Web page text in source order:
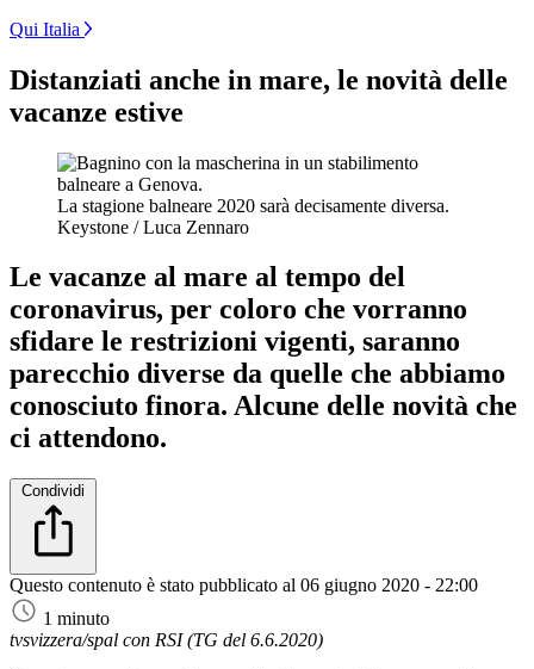
Qui Italia
Distanziati anche in mare, le novità delle
vacanze estive
La stagione balneare 2020 sarà decisamente diversa.
Keystone / Luca Zennaro
Le vacanze al mare al tempo del
coronavirus, per coloro che vorranno
sfidare le restrizioni vigenti, saranno
parecchio diverse da quelle che abbiamo
conosciuto finora. Alcune delle novità che
ci attendono.
Condividi
Questo contenuto è stato pubblicato al 06 giugno 2020 - 22:00
1 minuto
tvsvizzera/spal con RSI (TG del 6.6.2020)